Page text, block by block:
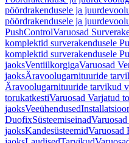
pöördrakendusele ja
pöördrakendusele ja
PushControlVaruosad
komplektid surverakendusele
komplektid surverakendusele
jaoksVentiilkorgigaVaruosad
jaoksÄravoolugarnituuride
Äravoolugarnituuride tarvikud
torukatkestiVaruosad Varjatud
jaoksVeeühendused
DuofixSüsteemiseinad
jaoksKandesüsteemidVaruosad